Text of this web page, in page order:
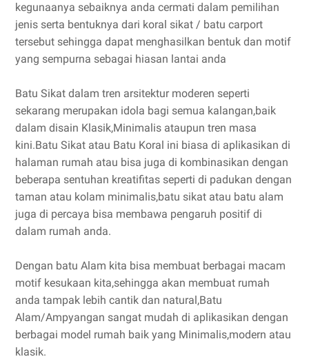
kegunaanya sebaiknya anda cermati dalam pemilihan
jenis serta bentuknya dari koral sikat / batu carport
tersebut sehingga dapat menghasilkan bentuk dan motif
yang sempurna sebagai hiasan lantai anda
Batu Sikat dalam tren arsitektur moderen seperti
sekarang merupakan idola bagi semua kalangan,baik
dalam disain Klasik,Minimalis ataupun tren masa
kini.Batu Sikat atau Batu Koral ini biasa di aplikasikan di
halaman rumah atau bisa juga di kombinasikan dengan
beberapa sentuhan kreatifitas seperti di padukan dengan
taman atau kolam minimalis,batu sikat atau batu alam
juga di percaya bisa membawa pengaruh positif di
dalam rumah anda.
Dengan batu Alam kita bisa membuat berbagai macam
motif kesukaan kita,sehingga akan membuat rumah
anda tampak lebih cantik dan natural,Batu
Alam/Ampyangan sangat mudah di aplikasikan dengan
berbagai model rumah baik yang Minimalis,modern atau
klasik.